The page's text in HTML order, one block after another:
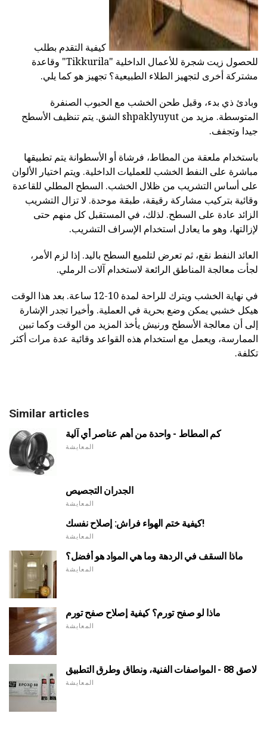
كيفية التقدم بطلب
للحصول زيت شجرة للأعمال الداخلية "Tikkurila" وقاعدة
مشتركة أخرى لتجهيز الطلاء الطبيعية؟ تجهيز هو كما يلي.
وبادئ ذي بدء، وقبل طحن الخشب مع الحبوب الصنفرة
المتوسطة. مزيد من shpaklyuyut الشق. يتم تنظيف الأسطح
جيدا وتجفف.
باستخدام ملعقة من المطاط، فرشاة أو الأسطوانة يتم تطبيقها
مباشرة على النفط الخشب للعمليات الداخلية. ويتم اختيار الألوان
على أساس التشريب من ظلال الخشب. السطح المطلي للقاعدة
وقائية بتركيب مشاركة رقيقة، طبقة موحدة. لا تزال التشريب
الزائد عادة على السطح. لذلك، في المستقبل كل منهم حتى
لإزالتها، وهو ما يعادل استخدام الإسراف التشريب.
العائد النفط نقع، ثم تعرض لتلميع السطح باليد. إذا لزم الأمر،
لجأت معالجة المناطق الرائعة لاستخدام آلات الرملي.
في نهاية الخشب ويترك للراحة لمدة 10-12 ساعة. بعد هذا الوقت
هيكل خشبي يمكن وضع بحرية في العملية. وأخيرا تجدر الإشارة
إلى أن معالجة الأسطح ورنيش يأخذ المزيد من الوقت وكما تبين
الممارسة، ويعمل مع استخدام هذه القواعد وقائية عدة مرات أكثر
تكلفة.
Similar articles
كم المطاط - واحدة من أهم عناصر أي آلية
المعايشة
الجدران التجصيص
المعايشة
كيفية ختم الهواء فراش: إصلاح نفسك!
المعايشة
ماذا السقف في الردهة وما هي المواد هو أفضل؟
المعايشة
ماذا لو صفح تورم؟ كيفية إصلاح صفح تورم
المعايشة
لاصق 88 - المواصفات الفنية، ونطاق وطرق التطبيق
المعايشة